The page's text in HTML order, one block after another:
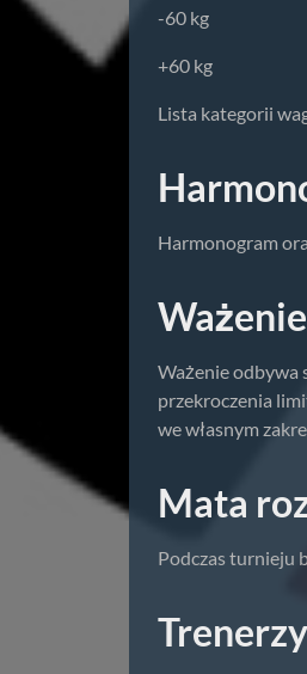
-60 kg
+60 kg
Lista kategorii
Harmonogram
Ważenie odbywa
przekroczenia
we własnym
Mata
Podczas turnieju
Trenerzy